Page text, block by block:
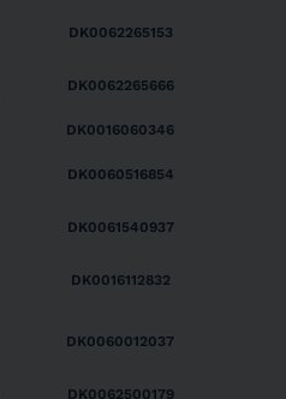
DK0062265153
DK0062265666
DK0016060346
DK0060516854
DK0061540937
DK0016112832
DK0060012037
DK0062500179